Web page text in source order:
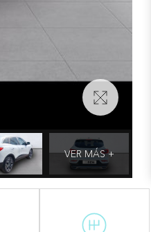
VER MÁS +